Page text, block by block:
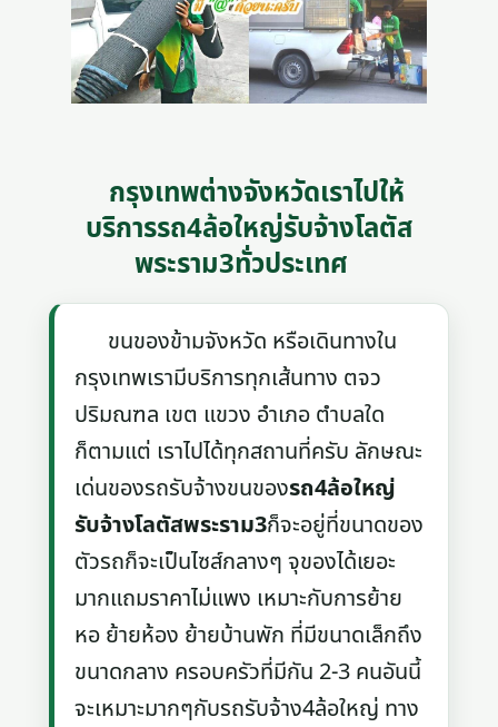
กรุงเทพต่างจังหวัดเราไปให้
บริการรถ4ล้อใหญ่รับจ้างโลตัส
พระราม3ทั่วประเทศ
ขนของข้ามจังหวัด หรือเดินทางใน
กรุงเทพเรามีบริการทุกเส้นทาง ตจว
ปริมณฑล เขต แขวง อำเภอ ตำบลใด
ก็ตามแต่ เราไปได้ทุกสถานที่ครับ ลักษณะ
เด่นของรถรับจ้างขนของรถ4ล้อใหญ่
รับจ้างโลตัสพระราม3ก็จะอยู่ที่ขนาดของ
ตัวรถก็จะเป็นไซส์กลางๆ จุของได้เยอะ
มากแถมราคาไม่แพง เหมาะกับการย้าย
หอ ย้ายห้อง ย้ายบ้านพัก ที่มีขนาดเล็กถึง
ขนาดกลาง ครอบครัวที่มีกัน 2-3 คนอันนี้
จะเหมาะมากๆกับรถรับจ้าง4ล้อใหญ่ ทาง